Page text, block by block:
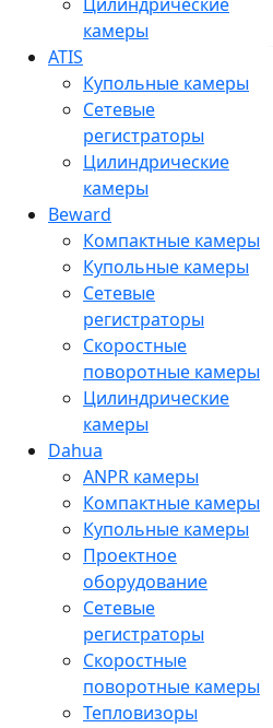
камеры
ATIS
Купольные камеры
Сетевые
регистраторы
Цилиндрические
камеры
Beward
Компактные камеры
Купольные камеры
Сетевые
регистраторы
Скоростные
поворотные камеры
Цилиндрические
камеры
Dahua
ANPR камеры
Компактные камеры
Купольные камеры
Проектное
оборудование
Сетевые
регистраторы
Скоростные
поворотные камеры
Тепловизоры